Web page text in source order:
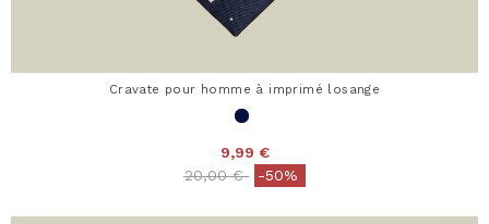
Cravate pour homme à imprimé losange
9,99 €
Price reduced from
20,00 €to-50%